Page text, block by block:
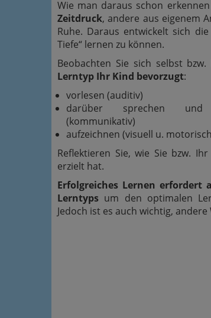
Wie man daraus schon
Zeitdruck, andere aus eigenem
Ruhe. Daraus entwickelt sich
Tiefe“ lernen zu können.
Beobachten Sie sich selbst bzw.
Lerntyp Ihr Kind bevorzugt:
vorlesen (auditiv)
darüber sprechen und
(kommunikativ)
aufzeichnen (visuell u.
Reflektieren Sie, wie Sie bzw.
erzielt hat.
Erfolgreiches Lernen erfordert
Lerntyps um den optimalen
Jedoch ist es auch wichtig, andere